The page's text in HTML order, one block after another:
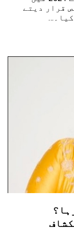
قرار دیتے